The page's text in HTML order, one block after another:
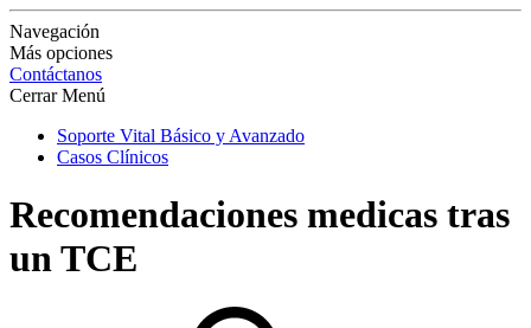
Navegación
Más opciones
Contáctanos
Cerrar Menú
Soporte Vital Básico y Avanzado
Casos Clínicos
Recomendaciones medicas tras
un TCE